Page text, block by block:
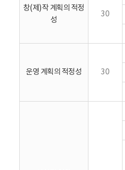
창(제)작 계획의 적정
성
30
운영 계획의 적정성 30